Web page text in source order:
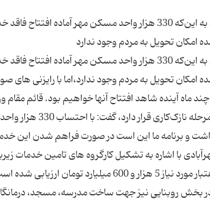
قائم مقام وزیر راه و شهرسازی در امور مسکن مهر با اشاره به این‌که 330 هزار واحد مسکن مهر
قائم مقام وزیر راه و شهرسازی در امور مسکن مهر با اشاره به این‌که 330 هزار واحد مسکن مهر
امکان تحویل به مردم وجود ندارد،اما با رایزنی های
آینده شاهد افتتاح آنها خواهیم بود. قائم مقام
و برنامه ما این است در صورت فراهم شدن این
مهرآبادی با اشاره به تشکیل کارگروه های تامین خدمات
دستور معاون رییس جمهوری افزود: در بخش زیربنایی اعتبار مورد نیاز 5 هزار
بخش روبنایی نیز جهت ساخت مدرسه، مسجد،